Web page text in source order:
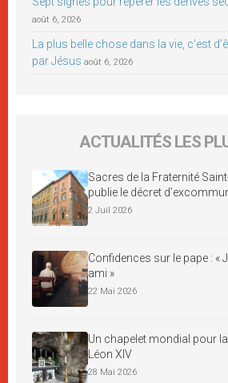
août 6, 2026
La plus belle chose dans la vie, c’est
par Jésus août 6, 2026
ACTUALITÉS LES
Sacres de la Fraternité
publie le décret
2 Juil 2026
Confidences sur le pape : «
ami »
22 Mai 2026
Un chapelet mondial pour
Léon XIV
28 Mai 2026